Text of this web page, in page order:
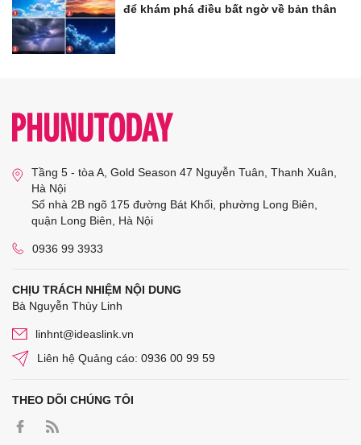
để khám phá điều bất ngờ về bản thân
Tầng 5 - tòa A, Gold Season 47 Nguyễn Tuân, Thanh Xuân,
Hà Nội
Số nhà 2B ngõ 175 đường Bát Khối, phường Long Biên,
quận Long Biên, Hà Nội
0936 99 3933
CHỊU TRÁCH NHIỆM NỘI DUNG
Bà Nguyễn Thùy Linh
linhnt@ideaslink.vn
Liên hệ Quảng cáo: 0936 00 99 59
THEO DÕI CHÚNG TÔI